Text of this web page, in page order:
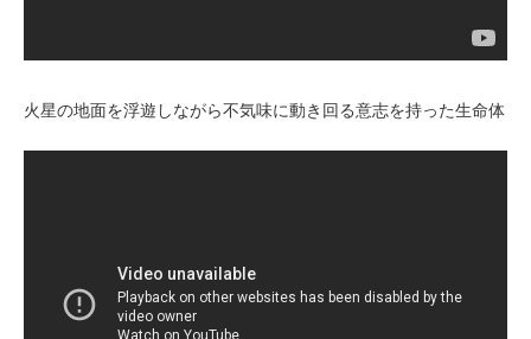
火星の地面を浮遊しながら不気味に動き回る意志を持った生命体